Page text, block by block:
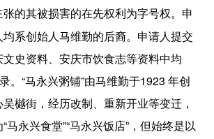
的其被损害的在先权利为字号权。申
系创始人马维勤的后裔。申请人提交
史资料、安庆市饮食志等资料中均
。“马永兴粥铺”由马维勤于1923 年创
樾街，经历改制、重新开业等变迁，
马永兴食堂”“马永兴饭店”，但始终是以